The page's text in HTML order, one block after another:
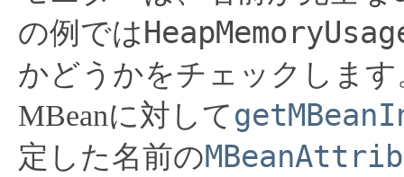
の例では
かどうかをチェックします
MBeanに対して
定した名前の